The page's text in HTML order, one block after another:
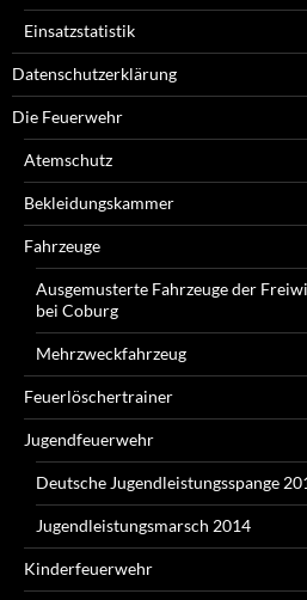
Einsatzstatistik
Datenschutzerklärung
Die Feuerwehr
Atemschutz
Bekleidungskammer
Fahrzeuge
Ausgemusterte Fahrzeuge der
bei Coburg
Mehrzweckfahrzeug
Feuerlöschertrainer
Jugendfeuerwehr
Deutsche Jugendleistungsspange
Jugendleistungsmarsch 2014
Kinderfeuerwehr